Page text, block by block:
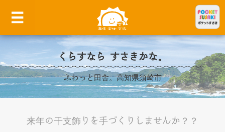
くらすなら すさきかな。
ふわっと田舎。高知県須崎市
来年の干支飾りを手づくりしませんか？？